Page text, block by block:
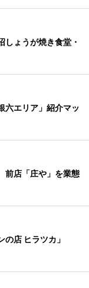
しょうが焼き食堂・
六エリア」紹介マッ
店「庄や」を業態
の店 ヒラツカ」